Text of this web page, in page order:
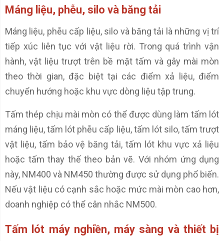
Máng liệu, phễu, silo và băng tải
Máng liệu, phễu cấp liệu, silo và băng tải là những vị trí
tiếp xúc liên tục với vật liệu rời. Trong quá trình vận
hành, vật liệu trượt trên bề mặt tấm và gây mài mòn
theo thời gian, đặc biệt tại các điểm xả liệu, điểm
chuyển hướng hoặc khu vực dòng liệu tập trung.
Tấm thép chịu mài mòn có thể được dùng làm tấm lót
máng liệu, tấm lót phễu cấp liệu, tấm lót silo, tấm trượt
vật liệu, tấm bảo vệ băng tải, tấm lót khu vực xả liệu
hoặc tấm thay thế theo bản vẽ. Với nhóm ứng dụng
này, NM400 và NM450 thường được sử dụng phổ biến.
Nếu vật liệu có cạnh sắc hoặc mức mài mòn cao hơn,
doanh nghiệp có thể cân nhắc NM500.
Tấm lót máy nghiền, máy sàng và thiết bị